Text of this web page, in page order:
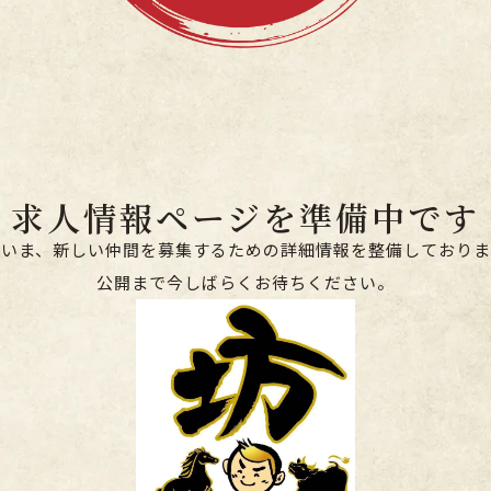
求人情報ページを準備中です
ま、新しい仲間を募集するための詳細情報を整備しており
公開まで今しばらくお待ちください。